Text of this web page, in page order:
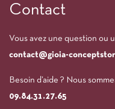
Contact
Vous avez une question ou
contact@gioia-
Besoin d’aide ? Nous
09.84.31.27.65